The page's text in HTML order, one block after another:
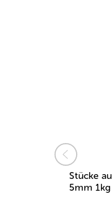
Stücke
5mm 1kg